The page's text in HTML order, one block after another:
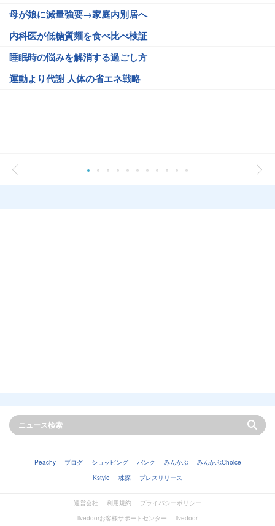
母が娘に減量強要→家庭内別居へ
内科医が低糖質麺を食べ比べ検証
睡眠時の悩みを解消する過ごし方
運動より代謝 人体の省エネ戦略
Peachy ブログ ショッピング バンク みんかぶ
みんかぶChoice
Kstyle
株探 プレスリリース
運営会社 利用規約
プライバシーポリシー
livedoorお客様サポートセンター
livedoor